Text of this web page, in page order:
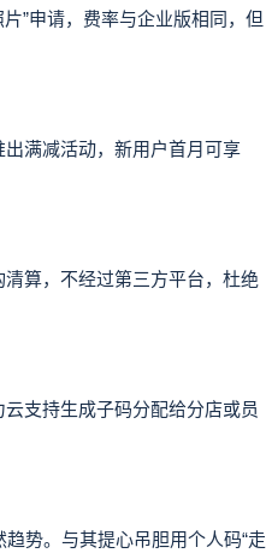
”申请，费率与企业版相同，但
满减活动，新用户首月可享
算，不经过第三方平台，杜绝
支持生成子码分配给分店或员
势。与其提心吊胆用个人码“走